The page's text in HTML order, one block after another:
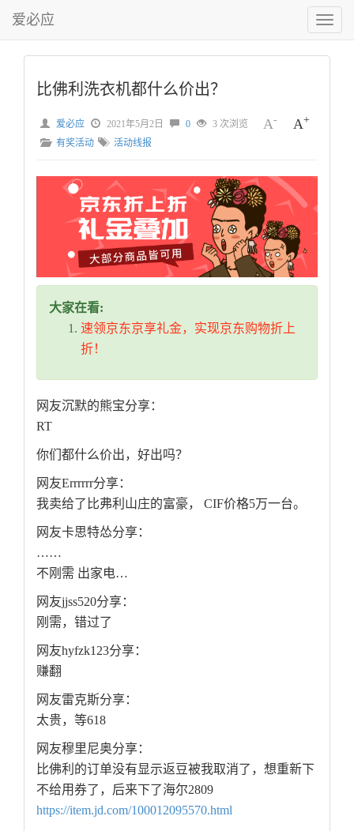
切
换
菜
爱必应
比佛利洗衣机都什么价出？
A- A+
爱必应 2021年5月2日 0
3 次浏览
有奖活动
活动线报
大家在看:
速领京东京享礼金，实现京东购物折上
折！
网友沉默的熊宝分享：
RT
你们都什么价出，好出吗？
网友Errrrrr分享：
我卖给了比弗利山庄的富豪， CIF价格5万一台。
网友卡思特怂分享：
……
不刚需 出家电…
网友jjss520分享：
刚需，错过了
网友hyfzk123分享：
赚翻
网友雷克斯分享：
太贵，等618
网友穆里尼奥分享：
比佛利的订单没有显示返豆被我取消了，想重新下
不给用券了，后来下了海尔2809
https://item.jd.com/100012095570.html